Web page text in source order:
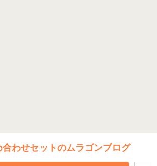
わせセットのムラゴンブログ